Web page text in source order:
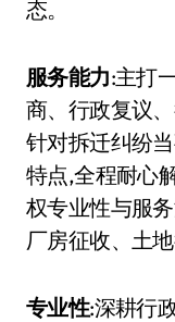
态。
服务能力:主打
商、行政复议
针对拆迁纠纷
特点,全程耐心
权专业性与服
厂房征收、土
专业性:深耕行